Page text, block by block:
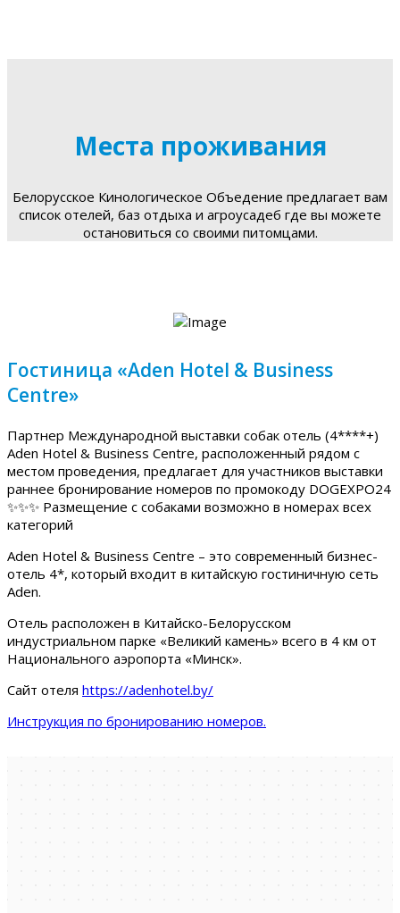
Места проживания
Белорусское Кинологическое Объедение предлагает вам
список отелей, баз отдыха и агроусадеб где вы можете
остановиться со своими питомцами.
Гостиница «Aden Hotel & Business
Centre»
Партнер Международной выставки собак отель (4****+)
Aden Hotel & Business Centre, расположенный рядом с
местом проведения, предлагает для участников выставки
раннее бронирование номеров по промокоду DOGEXPO24
✨✨✨ Размещение с собаками возможно в номерах всех
категорий
Aden Hotel & Business Centre – это современный бизнес-
отель 4*, который входит в китайскую гостиничную сеть
Aden.
Отель расположен в Китайско-Белорусском
индустриальном парке «Великий камень» всего в 4 км от
Национального аэропорта «Минск».
Сайт отеля https://adenhotel.by/
Инструкция по бронированию номеров.